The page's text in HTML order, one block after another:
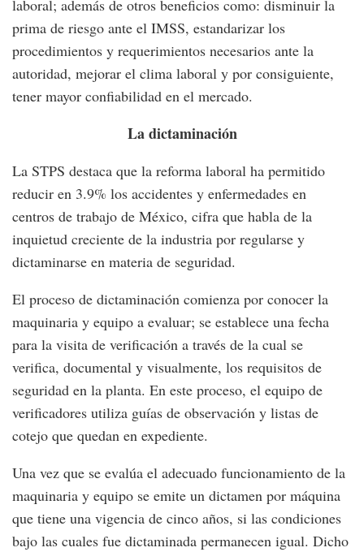
laboral; además de otros beneficios como: disminuir la
prima de riesgo ante el IMSS, estandarizar los
procedimientos y requerimientos necesarios ante la
autoridad, mejorar el clima laboral y por consiguiente,
tener mayor confiabilidad en el mercado.
La dictaminación
La STPS destaca que la reforma laboral ha permitido
reducir en 3.9% los accidentes y enfermedades en
centros de trabajo de México, cifra que habla de la
inquietud creciente de la industria por regularse y
dictaminarse en materia de seguridad.
El proceso de dictaminación comienza por conocer la
maquinaria y equipo a evaluar; se establece una fecha
para la visita de verificación a través de la cual se
verifica, documental y visualmente, los requisitos de
seguridad en la planta. En este proceso, el equipo de
verificadores utiliza guías de observación y listas de
cotejo que quedan en expediente.
Una vez que se evalúa el adecuado funcionamiento de la
maquinaria y equipo se emite un dictamen por máquina
que tiene una vigencia de cinco años, si las condiciones
bajo las cuales fue dictaminada permanecen igual. Dicho